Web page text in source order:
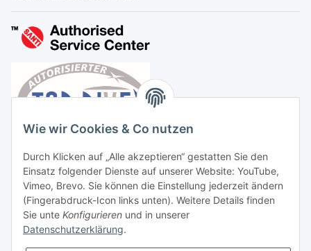
Wie wir Cookies & Co nutzen
Durch Klicken auf „Alle akzeptieren“ gestatten Sie den
Einsatz folgender Dienste auf unserer Website: YouTube,
Vimeo, Brevo. Sie können die Einstellung jederzeit ändern
(Fingerabdruck-Icon links unten). Weitere Details finden
Sie unte Konfigurieren und in unserer
Datenschutzerklärung.